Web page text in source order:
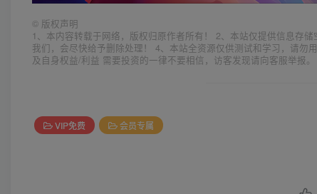
© 版权声明
1、本内容转载于网络，版权归原作者所有！ 2、本站仅提供信息存
我们，会尽快给予删除处理！ 4、本站全资源仅供测试和学习，请
及自身权益/利益 需要投资的一律不要相信，访客发现请向客服举报
VIP免费 会员专属